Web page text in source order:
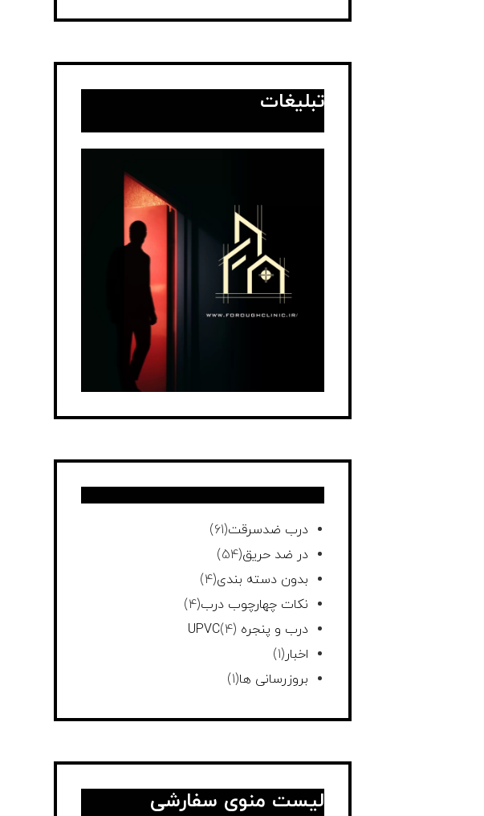
تبلیغات
درب ضدسرقت(61)
در ضد حریق(54)
بدون دسته بندی(4)
نکات چهارچوب درب(4)
درب و پنجره UPVC (4)
اخبار(1)
بروزرسانی ها(1)
لیست منوی سفارشی